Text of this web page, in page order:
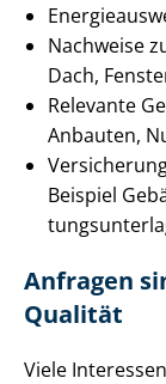
Nachweise
Dach,
Relevante
Anbauten,
Beispiel
Anfragen
Qualität
Viele